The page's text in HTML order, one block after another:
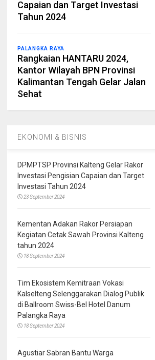
Capaian dan Target Investasi
Tahun 2024
PALANGKA RAYA
Rangkaian HANTARU 2024,
Kantor Wilayah BPN Provinsi
Kalimantan Tengah Gelar Jalan
Sehat
EKONOMI & BISNIS
DPMPTSP Provinsi Kalteng Gelar Rakor
Investasi Pengisian Capaian dan Target
Investasi Tahun 2024
23 September 2024
Kementan Adakan Rakor Persiapan
Kegiatan Cetak Sawah Provinsi Kalteng
tahun 2024
18 September 2024
Tim Ekosistem Kemitraan Vokasi
Kalselteng Selenggarakan Dialog Publik
di Ballroom Swiss-Bel Hotel Danum
Palangka Raya
18 September 2024
Agustiar Sabran Bantu Warga